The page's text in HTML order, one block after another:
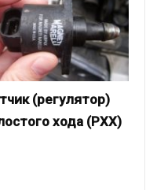
(регулятор)
хода (РХХ)